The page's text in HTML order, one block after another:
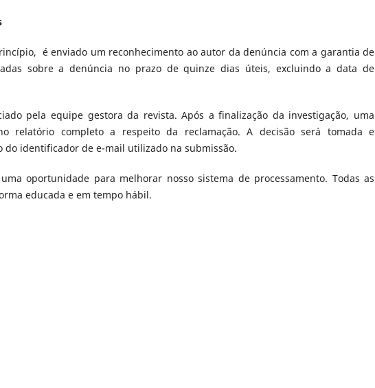
é enviado um reconhecimento ao autor da denúncia com a garantia de
sobre a denúncia no prazo de quinze dias úteis, excluindo a data de
pela equipe gestora da revista. Após a finalização da investigação, uma
relatório completo a respeito da reclamação. A decisão será tomada e
do identificador de e-mail utilizado na submissão.
oportunidade para melhorar nosso sistema de processamento. Todas as
educada e em tempo hábil.